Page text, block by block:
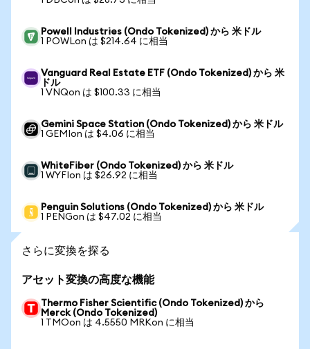
Powell Industries (Ondo Tokenized) から 米ドル
1 POWLon は $214.64 に相当
Vanguard Real Estate ETF (Ondo Tokenized) から 米
ドル
1 VNQon は $100.33 に相当
Gemini Space Station (Ondo Tokenized) から 米ドル
1 GEMIon は $4.06 に相当
WhiteFiber (Ondo Tokenized) から 米ドル
1 WYFIon は $26.92 に相当
Penguin Solutions (Ondo Tokenized) から 米ドル
1 PENGon は $47.02 に相当
さらに変換を探る
アセット変換の高度な機能
Thermo Fisher Scientific (Ondo Tokenized) から
Merck (Ondo Tokenized)
1 TMOon は 4.5550 MRKon に相当